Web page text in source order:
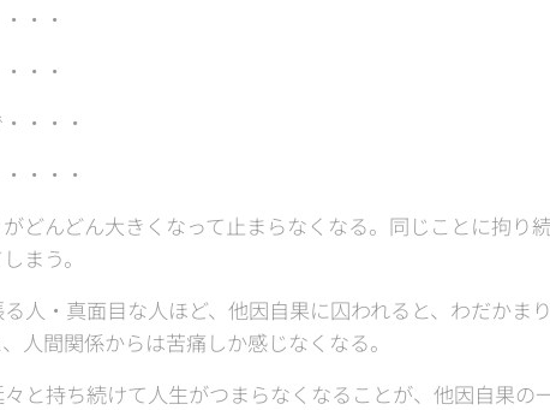
・・
・・
・・・
・・・
どんどん大きくなって止まらなくなる。同じことに拘り
まう。
人・真面目な人ほど、他因自果に囚われると、わだかま
人間関係からは苦痛しか感じなくなる。
と持ち続けて人生がつまらなくなることが、他因自果の